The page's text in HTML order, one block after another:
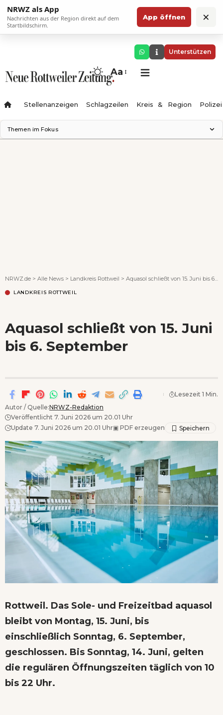
NRWZ als App
Nachrichten aus der Region direkt auf dem
Startbildschirm.
App öffnen ×
Unterstützen
Aa
Stellenanzeigen Schlagzeilen Kreis & Region Polizei
Themen im Fokus
NRWZ.de > Alle News > Landkreis Rottweil > Aquasol schließt von 15. Juni bis 6. September
LANDKREIS ROTTWEIL
Aquasol schließt von 15. Juni
bis 6. September
Autor / Quelle:NRWZ-Redaktion
Veröffentlicht 7. Juni 2026 um 20.01 Uhr
Update 7. Juni 2026 um 20.01 Uhr▣ PDF erzeugen
Lesezeit 1 Min.
Rottweil. Das Sole- und Freizeitbad aquasol
bleibt von Montag, 15. Juni, bis
einschließlich Sonntag, 6. September,
geschlossen. Bis Sonntag, 14. Juni, gelten
die regulären Öffnungszeiten täglich von 10
bis 22 Uhr.